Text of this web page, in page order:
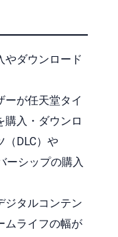
やダウンロード
ーが任天堂タイ
購入・ダウンロ
（DLC）や
ーシップの購入
ジタルコンテン
ムライフの幅が